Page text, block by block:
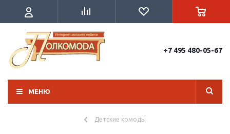
+7 495 480-05-67
МЕНЮ
Детские комоды